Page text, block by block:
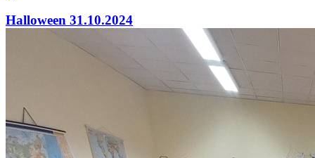
Halloween 31.10.2024